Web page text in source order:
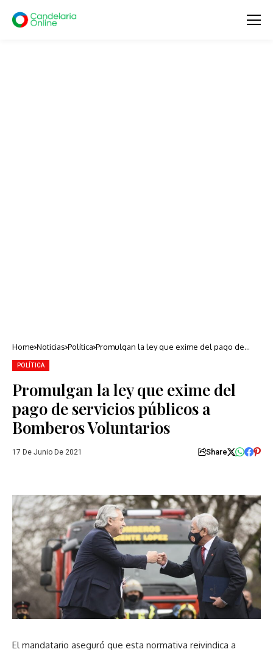
Home Noticias Política Promulgan la ley que exime del pago de
POLÍTICA
Promulgan la ley que exime del
pago de servicios públicos a
Bomberos Voluntarios
17 De Junio De 2021 Share
El mandatario aseguró que esta normativa reivindica a